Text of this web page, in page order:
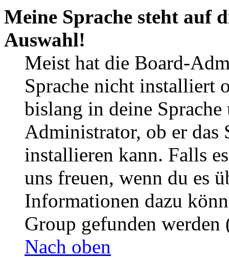
Meine Sprache steht auf
Auswahl!
Meist hat die Board-
Sprache nicht installiert
bislang in deine
Administrator, ob er das
installieren kann. Falls
uns freuen, wenn du es
Informationen dazu
Group gefunden
Nach oben